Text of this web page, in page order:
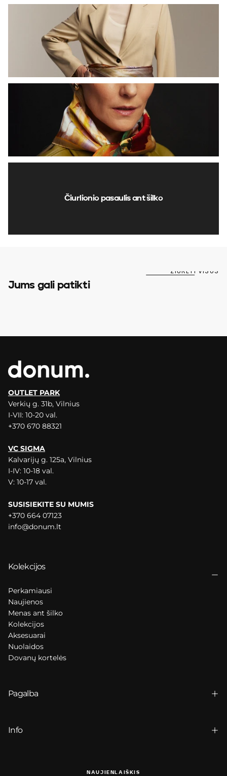
Čiurlionio pasaulis ant šilko
Jums gali patikti
ŽIŪRĖTI VISUS
OUTLET PARK
Verkių g. 31b, Vilnius
I-VII: 10-20 val.
+370 670 88321
VC SIGMA
Kalvarijų g. 125a, Vilnius
I-IV: 10-18 val.
V: 10-17 val.
SUSISIEKITE SU MUMIS
+370 664 07123
info@donum.lt
Kolekcijos
Perkamiausi
Naujienos
Menas ant šilko
Kolekcijos
Aksesuarai
Nuolaidos
Dovanų kortelės
Pagalba
Info
NAUJIENLAIŠKIS